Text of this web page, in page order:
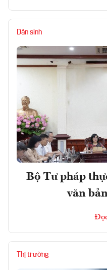
Dân sinh
Bộ Tư pháp
văn
Thị trường